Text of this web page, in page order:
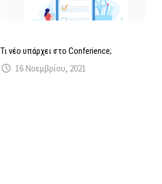
Τι νέο υπάρχει στο Conferience;
16 Νοεμβρίου, 2021